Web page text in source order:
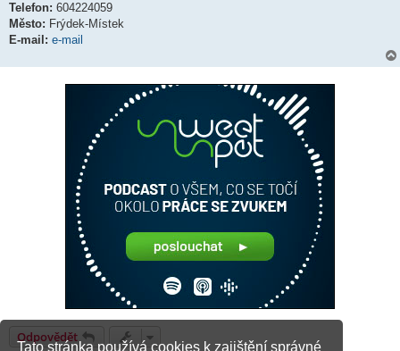
Tato stránka používá cookies k zajištění správné
Telefon: 604224059
Město: Frýdek-Místek
E-mail: e-mail
Odpovědět